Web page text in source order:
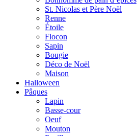
St. Nicolas et Père Noël
Renne
Étoile
Flocon
Sapin
Bougie
Déco de Noël
Maison
Halloween
Pâques
Lapin
Basse-cour
Oeuf
Mouton